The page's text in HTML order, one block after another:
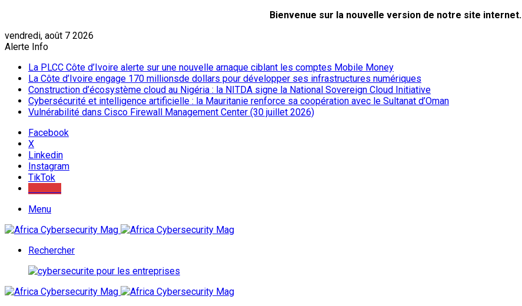
Bienvenue sur la nouvelle version de notre site internet.
vendredi, août 7 2026
Alerte Info
La PLCC Côte d’Ivoire alerte sur une nouvelle arnaque ciblant les comptes Mobile Money
La Côte d’Ivoire engage 170 millionsde dollars pour développer ses infrastructures numériques
Construction d’écosystème cloud au Nigéria : la NITDA signe la National Sovereign Cloud Initiative
Cybersécurité et intelligence artificielle : la Mauritanie renforce sa coopération avec le Sultanat d’Oman
Vulnérabilité dans Cisco Firewall Management Center (30 juillet 2026)
Facebook
X
Linkedin
Instagram
TikTok
Menu
Rechercher